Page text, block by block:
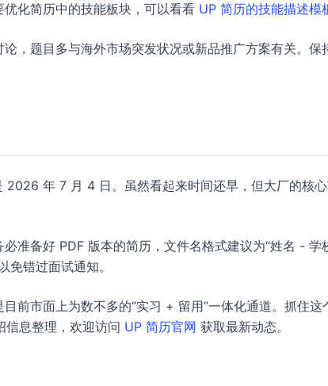
化简历中的技能板块，可以看看 UP 简历的技能描述模
，题目多与海外市场突发状况或新品推广方案有关。保
年 7 月 4 日。虽然看起来时间还早，但大厂的核心
准备好 PDF 版本的简历，文件名格式建议为“姓名 - 学
错过面试通知。
前市面上为数不多的“实习 + 留用”一体化通道。抓住这
息整理，欢迎访问 UP 简历官网 获取最新动态。